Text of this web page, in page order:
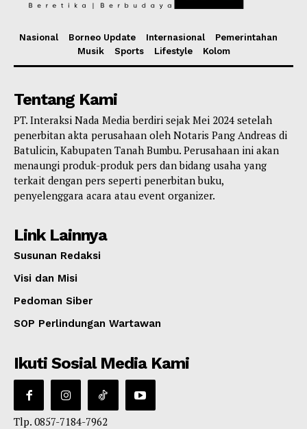
Nasional Borneo Update Internasional
Pemerintahan
Musik
Sports Lifestyle Kolom
Tentang Kami
PT. Interaksi Nada Media berdiri sejak Mei 2024 setelah
penerbitan akta perusahaan oleh Notaris Pang Andreas di
Batulicin, Kabupaten Tanah Bumbu. Perusahaan ini akan
menaungi produk-produk pers dan bidang usaha yang
terkait dengan pers seperti penerbitan buku,
penyelenggara acara atau event organizer.
Link Lainnya
Susunan Redaksi
Visi dan Misi
Pedoman Siber
SOP Perlindungan Wartawan
Ikuti Sosial Media Kami
Tlp. 0857-7184-7962